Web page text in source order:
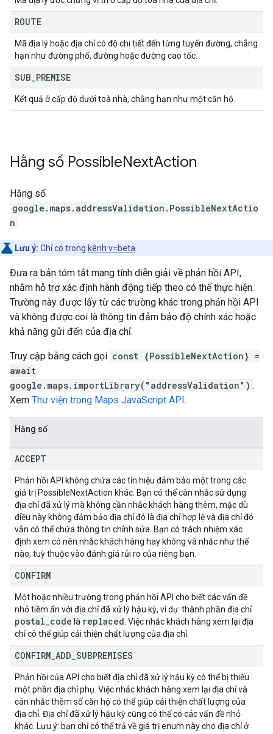
ROUTE
Mã địa lý hoặc địa chỉ có độ chi tiết đến từng tuyến đường, chẳng
hạn như đường phố, đường hoặc đường cao tốc.
SUB PREMISE
Kết quả ở cấp độ dưới toà nhà, chẳng hạn như một căn hộ.
Hằng số PossibleNextAction
Hằng số
google.maps.addressValidation . PossibleNextActio
n
Lưu ý: Chỉ có trong kênh v=beta.
Đưa ra bản tóm tắt mang tính diễn giải về phản hồi API,
nhằm hỗ trợ xác định hành động tiếp theo có thể thực hiện.
Trường này được lấy từ các trường khác trong phản hồi API
và không được coi là thông tin đảm bảo độ chính xác hoặc
khả năng gửi đến của địa chỉ.
Truy cập bằng cách gọi const {PossibleNextAction} =
await
google.maps.importLibrary("addressValidation") .
Xem Thư viện trong Maps JavaScript API .
Hằng số
ACCEPT
Phản hồi API không chứa các tín hiệu đảm bảo một trong các
giá trị PossibleNextAction khác. Bạn có thể cân nhắc sử dụng
địa chỉ đã xử lý mà không cần nhắc khách hàng thêm, mặc dù
điều này không đảm bảo địa chỉ đó là địa chỉ hợp lệ và địa chỉ đó
vẫn có thể chứa thông tin chỉnh sửa. Bạn có trách nhiệm xác
định xem có nên nhắc khách hàng hay không và nhắc như thế
nào, tuỳ thuộc vào đánh giá rủi ro của riêng bạn.
CONFIRM
Một hoặc nhiều trường trong phản hồi API cho biết các vấn đề
nhỏ tiềm ẩn với địa chỉ đã xử lý hậu kỳ, ví dụ: thành phần địa chỉ
postal code là replaced. Việc nhắc khách hàng xem lại địa
chỉ có thể giúp cải thiện chất lượng của địa chỉ.
CONFIRM ADD SUBPREMISES
Phản hồi của API cho biết địa chỉ đã xử lý hậu kỳ có thể bị thiếu
một phần địa chỉ phụ. Việc nhắc khách hàng xem lại địa chỉ và
cân nhắc thêm số căn hộ có thể giúp cải thiện chất lượng của
địa chỉ. Địa chỉ đã xử lý hậu kỳ cũng có thể có các vấn đề nhỏ
khác. Lưu ý: bạn chỉ có thể trả về giá trị enum này cho địa chỉ ở